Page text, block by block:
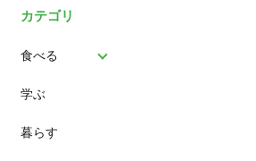
カテゴリ
食べる
パン
スイーツ
学ぶ
暮らす